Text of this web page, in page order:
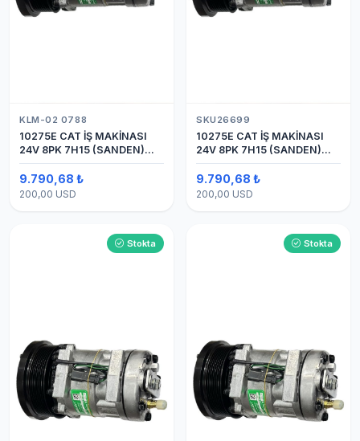
KLM-02 0788
10275E CAT İŞ MAKİNASI
24V 8PK 7H15 (SANDEN)
BLOK
9.790,68 ₺
200,00 USD
SKU26699
10275E CAT İŞ MAKİNASI
24V 8PK 7H15 (SANDEN)
BLOK SAPLAMALI KLİMA
KOMPRESÖRÜ
9.790,68 ₺
200,00 USD
Stokta Stokta